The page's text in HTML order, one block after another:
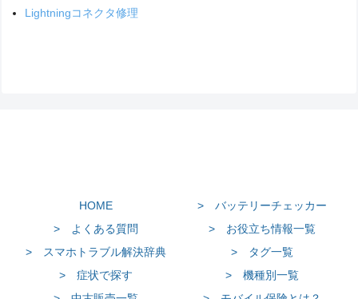
Lightningコネクタ修理
HOME
> バッテリーチェッカー
> よくある質問
> お役立ち情報一覧
> スマホトラブル解決辞典
> タグ一覧
> 症状で探す
> 機種別一覧